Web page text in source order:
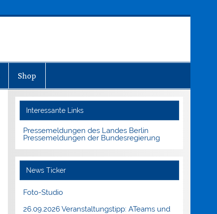
Shop
Interessante Links
Pressemeldungen des Landes Berlin
Pressemeldungen der Bundesregierung
News Ticker
Foto-Studio
26.09.2026 Veranstaltungstipp: ATeams und